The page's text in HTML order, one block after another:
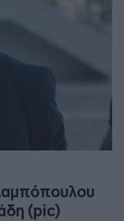
(pic)